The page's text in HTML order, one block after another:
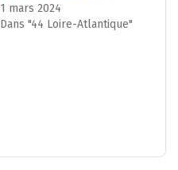
1 mars 2024
Dans "44 Loire-Atlantique"